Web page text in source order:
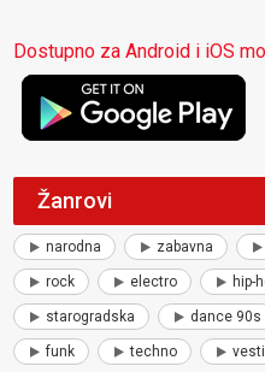
Dostupno za Android i iOS
Žanrovi
narodna zabavna
rock electro hip-
starogradska dance 90s
funk techno vesti